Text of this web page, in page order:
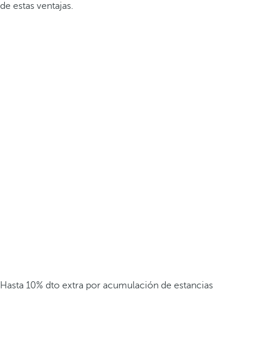
de estas ventajas.
Hasta 10% dto extra por acumulación de estancias